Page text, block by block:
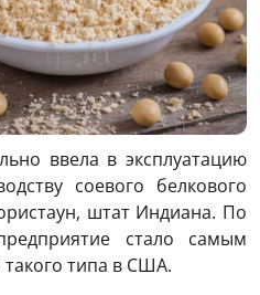
ввела в эксплуатацию
соевого белкового
штат Индиана. По
стало самым
типа в США.